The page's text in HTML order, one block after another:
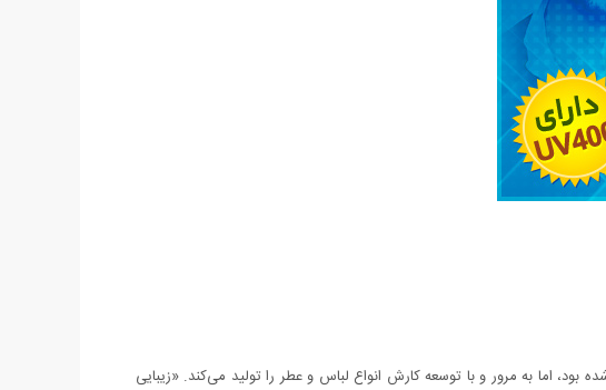
اما به مرور و با توسعه کارش انواع لباس و عطر را تولید می‌کند. «زیبایی